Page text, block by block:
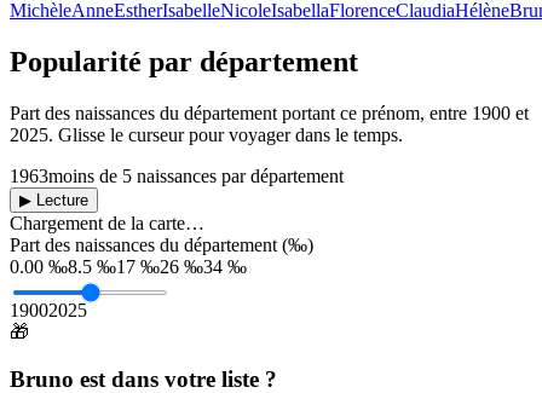
MichèleAnneEstherIsabelleNicoleIsabellaFlorenceClaudiaHélène
Popularité par département
Part des naissances du département portant ce prénom, entre 1900 et
2025. Glisse le curseur pour voyager dans le temps.
1963moins de 5 naissances par département
▶ Lecture
Chargement de la carte…
Part des naissances du département (‰)
0.00 ‰8.5 ‰17 ‰26 ‰34 ‰
19002025
🎁
Bruno est dans votre liste ?